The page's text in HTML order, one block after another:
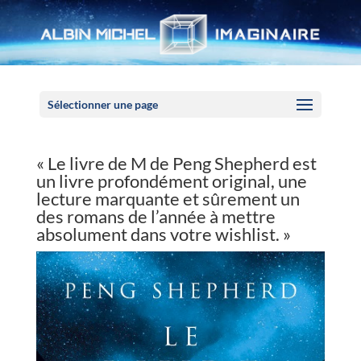
Sélectionner une page
« Le livre de M de Peng Shepherd est
un livre profondément original, une
lecture marquante et sûrement un
des romans de l’année à mettre
absolument dans votre wishlist. »
Panneau de gestion des cookies